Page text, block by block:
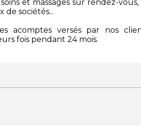
et massages sur rendez-vous,
sociétés...
acomptes versés par nos
fois pendant 24 mois.